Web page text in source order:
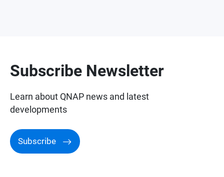
Subscribe Newsletter
Learn about QNAP news and latest
developments
Subscribe